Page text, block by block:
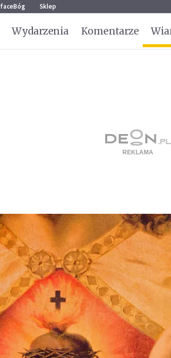
faceBóg Sklep
Wydarzenia Komentarze